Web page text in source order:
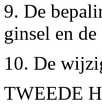
9. De
ginsel en
10. De
TWEEDE